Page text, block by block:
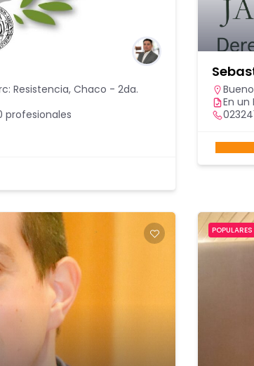
Resistencia, Chaco - 2da.
profesionales
En un
POPULARES